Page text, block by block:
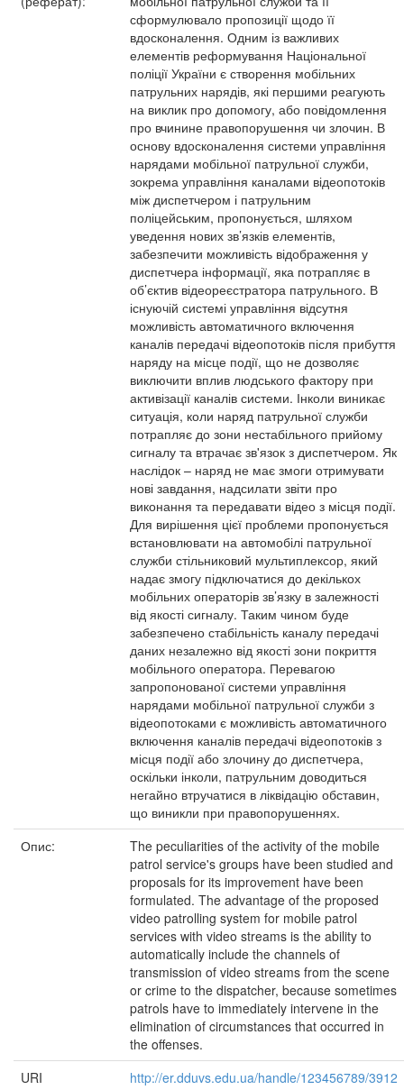
сформулювало пропозиції щодо її
вдосконалення. Одним із важливих
елементів реформування Національної
поліції України є створення мобільних
патрульних нарядів, які першими реагують
на виклик про допомогу, або повідомлення
про вчинине правопорушення чи злочин. В
основу вдосконалення системи управління
нарядами мобільної патрульної служби,
зокрема управління каналами відеопотоків
між диспетчером і патрульним
поліцейським, пропонується, шляхом
уведення нових зв’язків елементів,
забезпечити можливість відображення у
диспетчера інформації, яка потрапляє в
об’єктив відеореєстратора патрульного. В
існуючій системі управління відсутня
можливість автоматичного включення
каналів передачі відеопотоків після прибуття
наряду на місце події, що не дозволяє
виключити вплив людського фактору при
активізації каналів системи. Інколи виникає
ситуація, коли наряд патрульної служби
потрапляє до зони нестабільного прийому
сигналу та втрачає зв'язок з диспетчером. Як
наслідок – наряд не має змоги отримувати
нові завдання, надсилати звіти про
виконання та передавати відео з місця події.
Для вирішення цієї проблеми пропонується
встановлювати на автомобілі патрульної
служби стільниковий мультиплексор, який
надає змогу підключатися до декількох
мобільних операторів зв’язку в залежності
від якості сигналу. Таким чином буде
забезпечено стабільність каналу передачі
даних незалежно від якості зони покриття
мобільного оператора. Перевагою
запропонованої системи управління
нарядами мобільної патрульної служби з
відеопотоками є можливість автоматичного
включення каналів передачі відеопотоків з
місця події або злочину до диспетчера,
оскільки інколи, патрульним доводиться
негайно втручатися в ліквідацію обставин,
що виникли при правопорушеннях.
Опис:
The peculiarities of the activity of the mobile
patrol service's groups have been studied and
proposals for its improvement have been
formulated. The advantage of the proposed
video patrolling system for mobile patrol
services with video streams is the ability to
automatically include the channels of
transmission of video streams from the scene
or crime to the dispatcher, because sometimes
patrols have to immediately intervene in the
elimination of circumstances that occurred in
the offenses.
URI
http://er.dduvs.edu.ua/handle/123456789/3912